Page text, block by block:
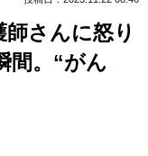
さんに怒り
間。“がん